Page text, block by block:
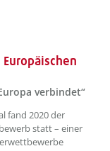
verbindet“
fand 2020 der
statt – einer